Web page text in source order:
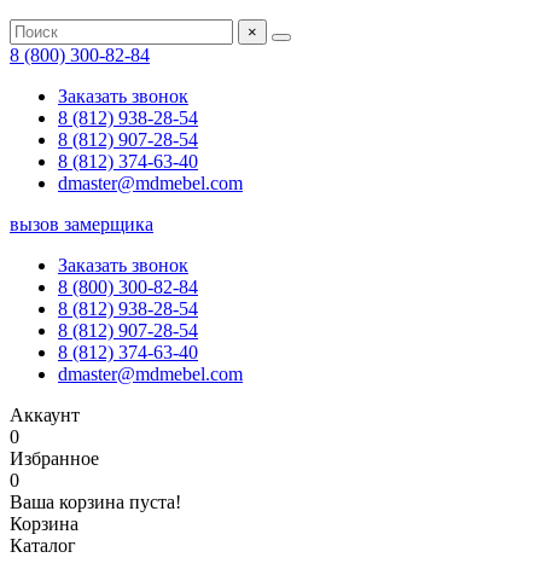
×
8 (800) 300-82-84
Заказать звонок
8 (812) 938-28-54
8 (812) 907-28-54
8 (812) 374-63-40
dmaster@mdmebel.com
вызов замерщика
Заказать звонок
8 (800) 300-82-84
8 (812) 938-28-54
8 (812) 907-28-54
8 (812) 374-63-40
dmaster@mdmebel.com
Аккаунт
0
Избранное
0
Ваша корзина пуста!
Корзина
Каталог